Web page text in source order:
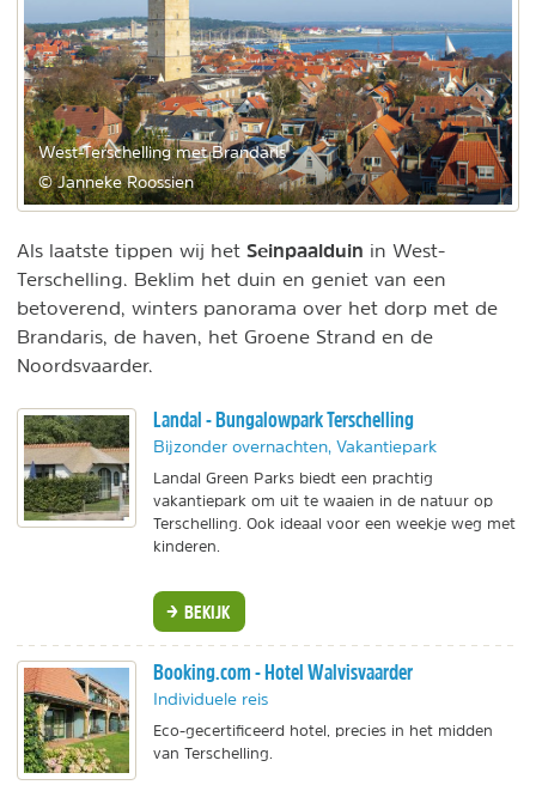
West-Terschelling met Brandaris
© Janneke Roossien
Als laatste tippen wij het Seinpaalduin in West-
Terschelling. Beklim het duin en geniet van een
betoverend, winters panorama over het dorp met de
Brandaris, de haven, het Groene Strand en de
Noordsvaarder.
Landal - Bungalowpark Terschelling
Bijzonder overnachten, Vakantiepark
Landal Green Parks biedt een prachtig
vakantiepark om uit te waaien in de natuur op
Terschelling. Ook ideaal voor een weekje weg met
kinderen.
BEKIJK
Booking.com - Hotel Walvisvaarder
Individuele reis
Eco-gecertificeerd hotel, precies in het midden
van Terschelling.